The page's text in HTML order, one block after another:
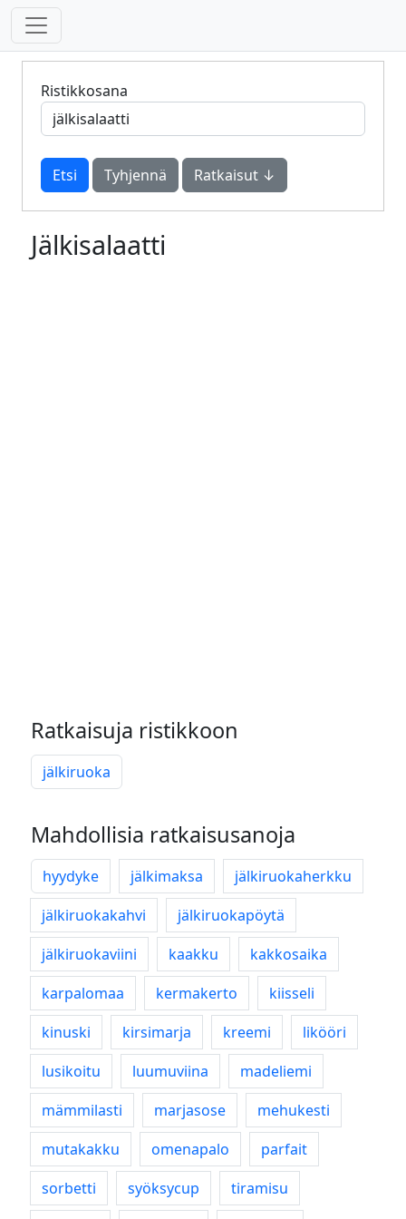
Ristikkosana
Tyhjennä Ratkaisut ↓
Jälkisalaatti
Ratkaisuja ristikkoon
jälkiruoka
Mahdollisia ratkaisusanoja
hyydyke jälkimaksa
jälkiruokaherkku
jälkiruokakahvi
jälkiruokapöytä
jälkiruokaviini
kaakku
kakkosaika
karpalomaa
kermakerto
kiisseli
kinuski
kirsimarja kreemi
likööri
lusikoitu
luumuviina
madeliemi
mämmilasti
marjasose
mehukesti
mutakakku
omenapalo
parfait
sorbetti
syöksycup
tiramisu